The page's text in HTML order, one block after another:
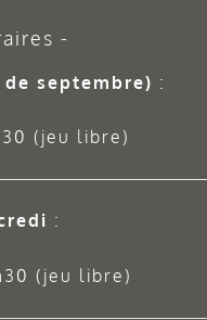
septembre) :
(jeu libre)
:
(jeu libre)